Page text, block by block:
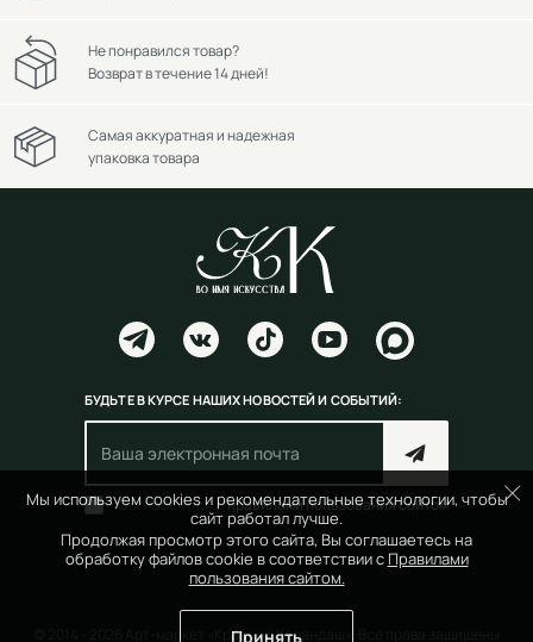
Мы используем cookies и рекомендательные технологии, чтобы
сайт работал лучше.
Продолжая просмотр этого сайта, Вы соглашаетесь на
обработку файлов cookie в соответствии с Правилами
пользования сайтом.
Принять
Не понравился товар?
Возврат в течение 14 дней!
Самая аккуратная и надежная
упаковка товара
БУДЬТЕ В КУРСЕ НАШИХ НОВОСТЕЙ И СОБЫТИЙ:
Согласен(на) справилами пользования сайтом
© 2014 - 2026 Арт-маркет «Красный Карандаш». Все права защищены